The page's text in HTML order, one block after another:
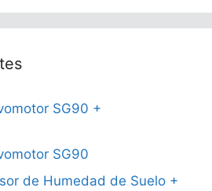
SG90 +
SG90
de Humedad de Suelo +